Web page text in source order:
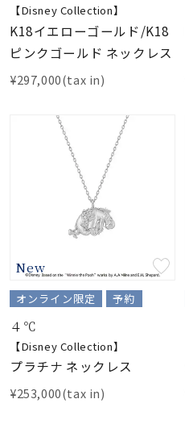
【Disney Collection】
K18イエローゴールド/K18
ピンクゴールド ネックレス
¥297,000(tax in)
New
オンライン限定 予約
４℃
【Disney Collection】
プラチナ ネックレス
¥253,000(tax in)